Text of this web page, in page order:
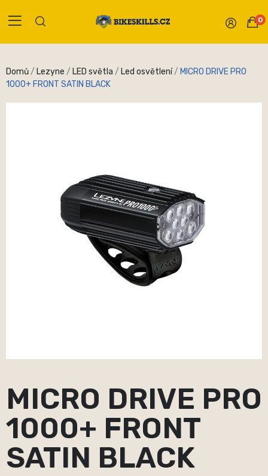
0
Domů Lezyne LED světla Led osvětlení
MICRO DRIVE PRO
1000+ FRONT SATIN BLACK
MICRO DRIVE PRO
1000+ FRONT
SATIN BLACK